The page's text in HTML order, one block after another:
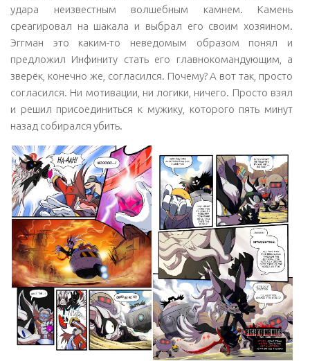
удара неизвестным волшебным камнем. Камень
среагировал на шакала и выбрал его своим хозяином.
Эггман это каким-то неведомым образом понял и
предложил Инфиниту стать его главнокомандующим, а
зверёк, конечно же, согласился. Почему? А вот так, просто
согласился. Ни мотивации, ни логики, ничего. Просто взял
и решил присоединиться к мужику, которого пять минут
назад собирался убить.